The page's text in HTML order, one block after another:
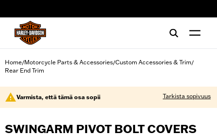
Home/Motorcycle Parts & Accessories/Custom Accessories & Trim/
Rear End Trim
Varmista, että tämä osa sopii Tarkista sopivuus
SWINGARM PIVOT BOLT COVERS